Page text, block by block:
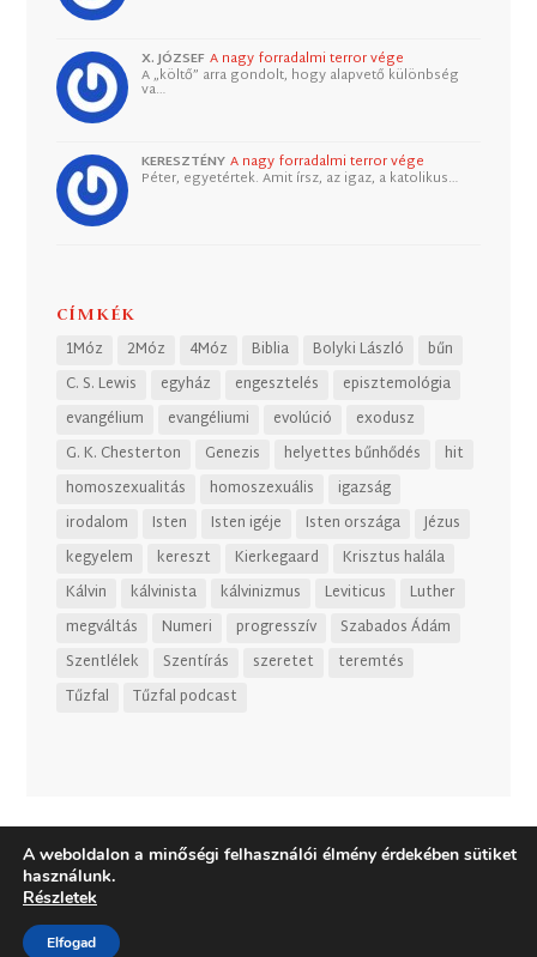
X. JÓZSEF A nagy forradalmi terror vége
A „költő” arra gondolt, hogy alapvető különbség
va…
KERESZTÉNY A nagy forradalmi terror vége
Péter, egyetértek. Amit írsz, az igaz, a katolikus…
CÍMKÉK
1Móz 2Móz 4Móz Biblia Bolyki László
bűn
C. S. Lewis
egyház engesztelés
episztemológia
evangélium
evangéliumi evolúció
exodusz
G. K. Chesterton
Genezis helyettes bűnhődés
hit
homoszexualitás
homoszexuális
igazság
irodalom
Isten Isten igéje Isten országa
Jézus
kegyelem
kereszt Kierkegaard
Krisztus halála
Kálvin
kálvinista kálvinizmus Leviticus
Luther
megváltás
Numeri progresszív
Szabados Ádám
Szentlélek
Szentírás szeretet
teremtés
Tűzfal
Tűzfal podcast
A weboldalon a minőségi felhasználói élmény érdekében sütiket
használunk.
Részletek
Elfogad